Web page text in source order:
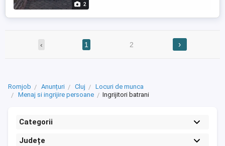
2
‹ 1 2 ›
Romjob Anunțuri Cluj
Locuri de munca
Menaj si ingrijire persoane
Ingrijitori batrani
Categorii
Județe